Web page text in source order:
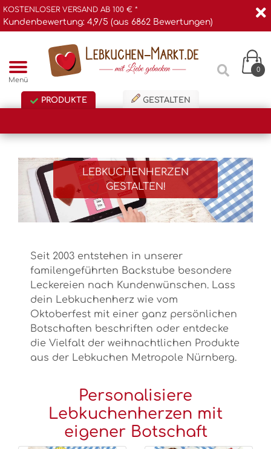
KOSTENLOSER VERSAND AB 100 € *
Kundenbewertung: 4,9/5 (aus 6862 Bewertungen)
Menü
0
PRODUKTE GESTALTEN
LEBKUCHENHERZEN
GESTALTEN!
Seit 2003 entstehen in unserer
familengeführten Backstube besondere
Leckereien nach Kundenwünschen. Lass
dein Lebkuchenherz wie vom
Oktoberfest mit einer ganz persönlichen
Botschaften beschriften oder entdecke
die Vielfalt der weihnachtlichen Produkte
aus der Lebkuchen Metropole Nürnberg.
Personalisiere
Lebkuchenherzen mit
eigener Botschaft